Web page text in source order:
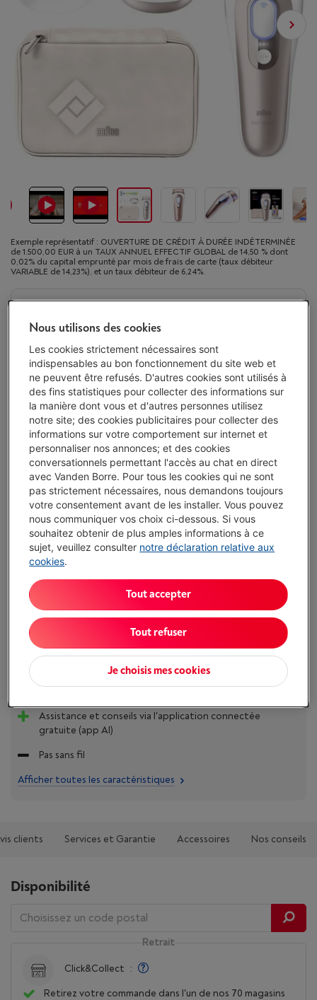
Exemple représentatif : OUVERTURE DE CRÉDIT À DURÉE INDÉTERMINÉE
de 1.500,00 EUR à un TAUX ANNUEL EFFECTIF GLOBAL de 14,50 % dont
0,02% du capital emprunté par mois de frais de carte (taux débiteur
VARIABLE de 14,23%), et un taux débiteur de 6,24%.
2 ans de garantie Toujours inclus
Pas de vente en ligne - Voir le stock
€ 459,00
Ou 10 mensualités de € 47,23 -Plus d'infos
Taux débiteur 6,24%, Coût du crédit € 13,30
Consulter stock en magasin
Comparer
Atouts
Avec une intelligence réactive qui apprend et s’adapte à
Utilisation de la tête aux pieds : jambes, bras, torse, dos,
visage, aisselles et zone pubienne, avec des embouts
Assistance et conseils via l'application connectée
gratuite (app AI)
Pas sans fil
Afficher toutes les caractéristiques
clients Services et Garantie Accessoires Nos conseils
Disponibilité
Retrait
Click&Collect :
Retirez votre commande dans l'un de nos 70 magasins
Nous utilisons des cookies
Les cookies strictement nécessaires sont
indispensables au bon fonctionnement du site web et
ne peuvent être refusés. D'autres cookies sont utilisés à
des fins statistiques pour collecter des informations sur
la manière dont vous et d'autres personnes utilisez
notre site; des cookies publicitaires pour collecter des
informations sur votre comportement sur internet et
personnaliser nos annonces; et des cookies
conversationnels permettant l'accès au chat en direct
avec Vanden Borre. Pour tous les cookies qui ne sont
pas strictement nécessaires, nous demandons toujours
votre consentement avant de les installer. Vous pouvez
nous communiquer vos choix ci-dessous. Si vous
souhaitez obtenir de plus amples informations à ce
sujet, veuillez consulter notre déclaration relative aux
cookies.
Je choisis mes cookies
Tout refuser
Tout accepter